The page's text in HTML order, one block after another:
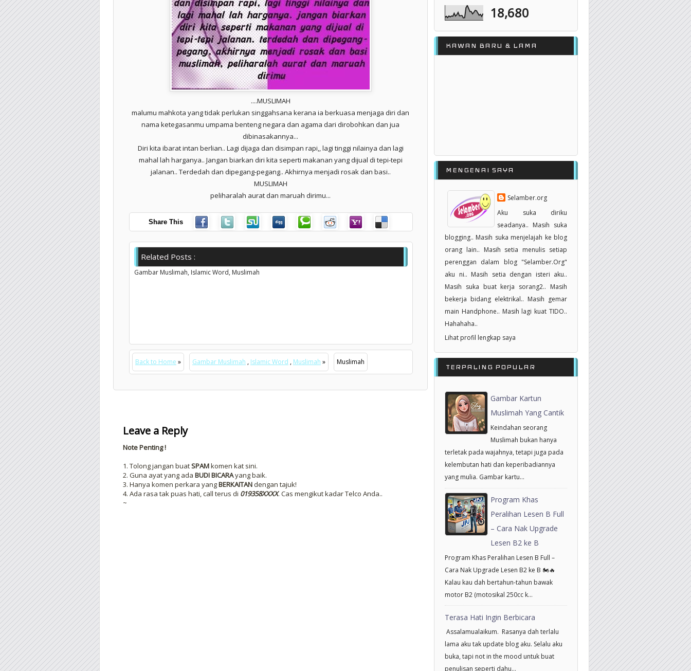
....MUSLIMAH
malumu mahkota yang tidak perlukan singgahsana kerana ia berkuasa menjaga diri dan
nama ketegasanmu umpama benteng negara dan agama dari dirobohkan dan jua
dibinasakannya...
Diri kita ibarat intan berlian.. Lagi dijaga dan disimpan rapi,, lagi tinggi nilainya dan lagi
mahal lah harganya.. Jangan biarkan diri kita seperti makanan yang dijual di tepi-tepi
jalanan.. Terdedah dan dipegang-pegang.. Akhirnya menjadi rosak dan basi..
MUSLIMAH
peliharalah aurat dan maruah dirimu...
Share This
Related Posts :
Gambar Muslimah, Islamic Word, Muslimah
Back to Home » Gambar Muslimah , Islamic Word , Muslimah » Muslimah
Leave a Reply
Note Penting !
1. Tolong jangan buatSPAMkomen kat sini.
2. Guna ayat yang ada BUDI BICARAyang baik.
3. Hanya komen perkara yangBERKAITANdengan tajuk!
4. Ada rasa tak puas hati, call terus di 019358XXXX. Cas mengikut kadar Telco Anda..
~
18,680
KAWAN BARU & LAMA
MENGENAI SAYA
Selamber.org
Aku suka diriku
seadanya.. Masih suka
blogging.. Masih suka menjelajah ke blog
orang lain.. Masih setia menulis setiap
perenggan dalam blog "Selamber.Org"
aku ni.. Masih setia dengan isteri aku..
Masih suka buat kerja sorang2.. Masih
bekerja bidang elektrikal.. Masih gemar
main Handphone.. Masih lagi kuat TIDO..
Hahahaha..
Lihat profil lengkap saya
TERPALING POPULAR
Gambar Kartun
Muslimah Yang Cantik
Keindahan seorang
Muslimah bukan hanya
terletak pada wajahnya, tetapi juga pada
kelembutan hati dan keperibadiannya
yang mulia. Gambar kartu...
Program Khas
Peralihan Lesen B Full
– Cara Nak Upgrade
Lesen B2 ke B
Program Khas Peralihan Lesen B Full –
Cara Nak Upgrade Lesen B2 ke B 🏍️🔥
Kalau kau dah bertahun-tahun bawak
motor B2 (motosikal 250cc k...
Terasa Hati Ingin Berbicara
Assalamualaikum. Rasanya dah terlalu
lama aku tak update blog aku. Selalu aku
buka, tapi not in the mood untuk buat
penulisan seperti dahu...